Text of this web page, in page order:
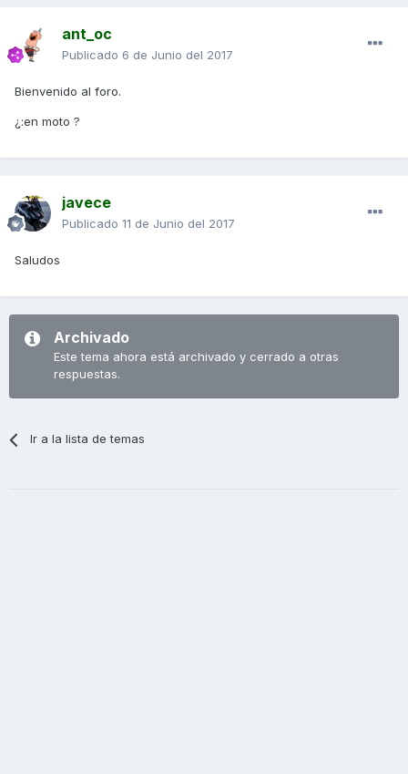
ant_oc
Publicado 6 de Junio del 2017
Bienvenido al foro.
¿:en moto ?
javece
Publicado 11 de Junio del 2017
Saludos
Archivado
Este tema ahora está archivado y cerrado a otras
respuestas.
Ir a la lista de temas